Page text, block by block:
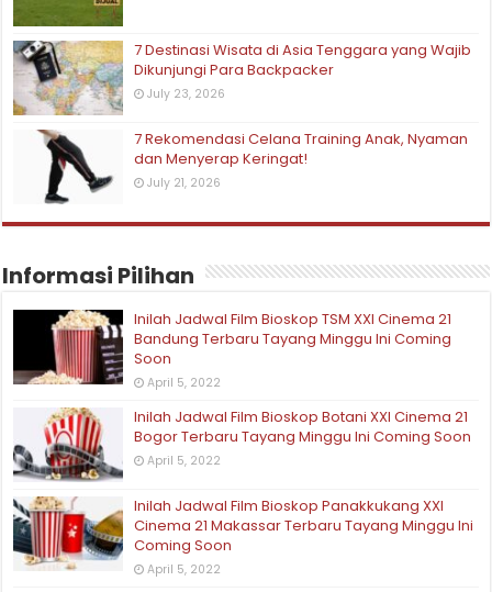
7 Destinasi Wisata di Asia Tenggara yang Wajib
Dikunjungi Para Backpacker
July 23, 2026
7 Rekomendasi Celana Training Anak, Nyaman
dan Menyerap Keringat!
July 21, 2026
Informasi Pilihan
Inilah Jadwal Film Bioskop TSM XXI Cinema 21
Bandung Terbaru Tayang Minggu Ini Coming
Soon
April 5, 2022
Inilah Jadwal Film Bioskop Botani XXI Cinema 21
Bogor Terbaru Tayang Minggu Ini Coming Soon
April 5, 2022
Inilah Jadwal Film Bioskop Panakkukang XXI
Cinema 21 Makassar Terbaru Tayang Minggu Ini
Coming Soon
April 5, 2022